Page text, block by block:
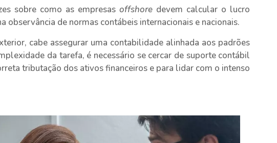
sobre como as empresasoffshore devem calcular o lucro
observância de normas contábeis internacionais e nacionais.
cabe assegurar uma contabilidade alinhada aos padrões
da tarefa, é necessário se cercar de suporte contábil
tributação dos ativos financeiros e para lidar com o intenso